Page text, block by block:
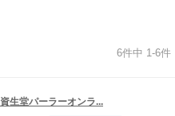
6件中 1-6件
資生堂パーラーオンラ...